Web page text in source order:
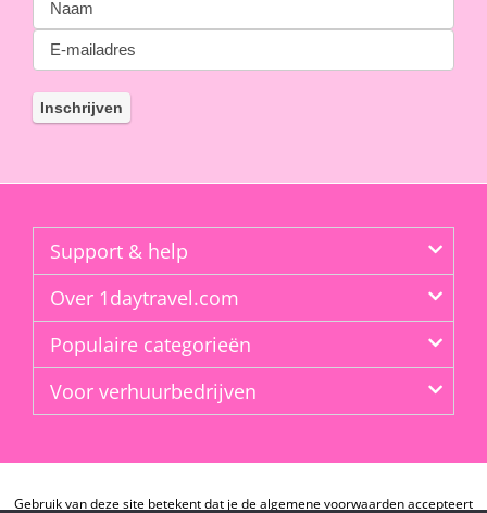
Support & help
Over 1daytravel.com
Populaire categorieën
Voor verhuurbedrijven
Gebruik van deze site betekent dat je de algemene voorwaarden accepteert